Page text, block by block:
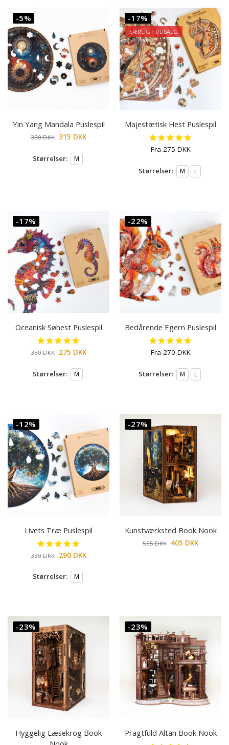
-5%
Yin Yang Mandala Puslespil
330DKK 315 DKK
Størrelser: M
-17%
SÆRLIGT UDSALG
Majestætisk Hest Puslespil
Fra 275 DKK
Størrelser: M L
-17%
Oceanisk Søhest Puslespil
330DKK 275 DKK
Størrelser: M
-22%
Bedårende Egern Puslespil
Fra 270 DKK
Størrelser: M L
-12%
Livets Træ Puslespil
330DKK 290 DKK
Størrelser: M
-27%
Kunstværksted Book Nook
555DKK 405 DKK
-23%
Hyggelig Læsekrog Book
-23%
Pragtfuld Altan Book Nook